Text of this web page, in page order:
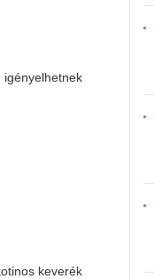
igényelhetnek
keverék